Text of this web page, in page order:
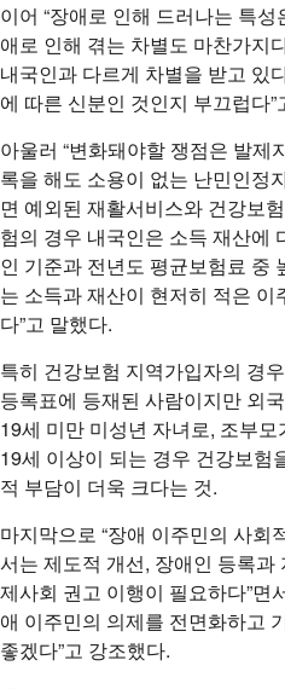
이어 “장애로 인해 드러나는 특
애로 인해 겪는 차별도 마찬가지
내국인과 다르게 차별을 받고 있
에 따른 신분인 것인지 부끄럽다”
아울러 “변화돼야할 쟁점은 발제
록을 해도 소용이 없는 난민인정
면 예외된 재활서비스와 건강보
험의 경우 내국인은 소득 재산에
인 기준과 전년도 평균보험료 중
는 소득과 재산이 현저히 적은
다”고 말했다.
특히 건강보험 지역가입자의 경
등록표에 등재된 사람이지만 외
19세 미만 미성년 자녀로, 조부
19세 이상이 되는 경우 건강보험
적 부담이 더욱 크다는 것.
마지막으로 “장애 이주민의 사회
서는 제도적 개선, 장애인 등록
제사회 권고 이행이 필요하다”면
애 이주민의 의제를 전면화하고
좋겠다”고 강조했다.